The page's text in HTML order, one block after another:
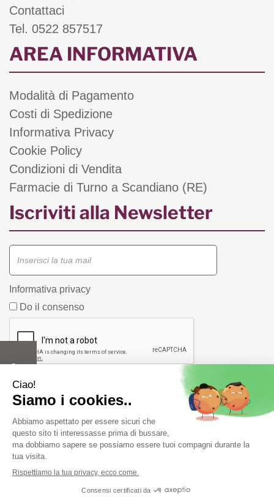
Contattaci
Tel. 0522 857517
AREA INFORMATIVA
Modalità di Pagamento
Costi di Spedizione
Informativa Privacy
Cookie Policy
Condizioni di Vendita
Farmacie di Turno a Scandiano (RE)
Iscriviti alla Newsletter
Informativa privacy
Do il consenso
Farmacia Fiorentini snc di Bergonzi Vittorio e C.Piazza
Duca D'Aosta, 1/A 42019 Scandiano ( RE) -
info@farmastore.it- Tel:0522857517